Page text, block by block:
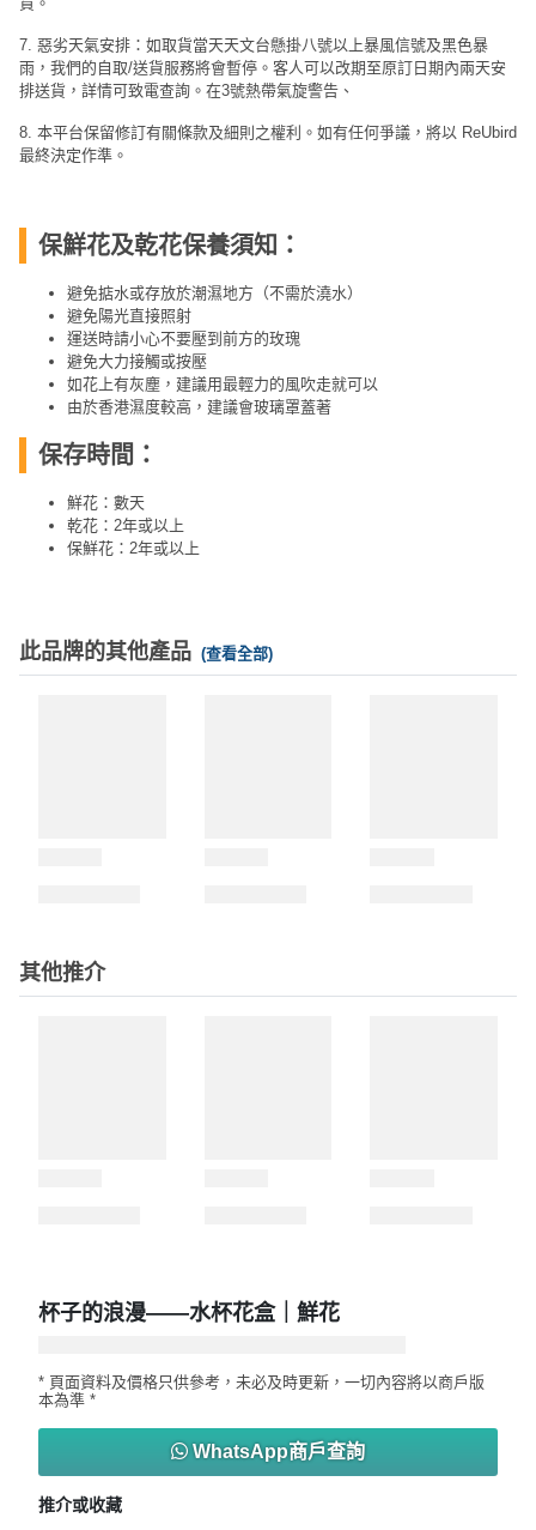
7. 惡劣天氣安排：如取貨當天天文台懸掛八號以上暴風信號及黑色暴
雨，我們的自取/送貨服務將會暫停。客人可以改期至原訂日期內兩天安
排送貨，詳情可致電查詢。在3號熱帶氣旋警告、
8. 本平台保留修訂有關條款及細則之權利。如有任何爭議，將以 ReUbird
最終決定作準。
保鮮花及乾花保養須知：
避免掂水或存放於潮濕地方（不需於澆水）
避免陽光直接照射
運送時請小心不要壓到前方的玫瑰
避免大力接觸或按壓
如花上有灰塵，建議用最輕力的風吹走就可以
由於香港濕度較高，建議會玻璃罩蓋著
保存時間：
鮮花：數天
乾花：2年或以上
保鮮花：2年或以上
此品牌的其他產品 (查看全部)
其他推介
杯子的浪漫——水杯花盒｜鮮花
* 頁面資料及價格只供參考，未必及時更新，一切內容將以商戶版
本為準 *
WhatsApp商戶查詢
推介或收藏